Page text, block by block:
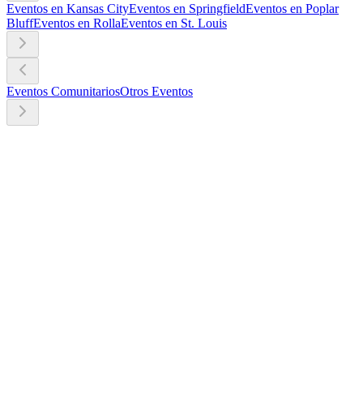
Eventos en Kansas CityEventos en SpringfieldEventos en Poplar
BluffEventos en RollaEventos en St. Louis
Eventos ComunitariosOtros Eventos